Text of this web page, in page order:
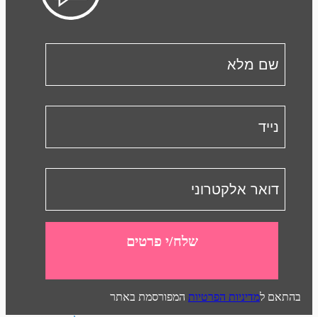
שלח/י פרטים
בהתאם למדיניות הפרטיות המפורסמת באתר